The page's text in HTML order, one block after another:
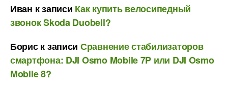
Иван к записи Как купить велосипедный
звонок Skoda Duobell?
Бориск записи Сравнение стабилизаторов
смартфона: DJI Osmo Mobile 7P или DJI Osmo
Mobile 8?